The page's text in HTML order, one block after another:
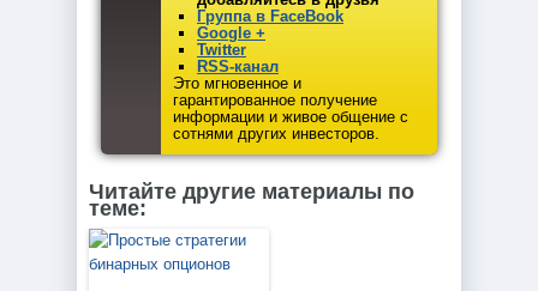
Группа в FaceBook
Google +
Twitter
RSS-канал
Это мгновенное и
гарантированное получение
информации и живое общение с
сотнями других инвесторов.
Читайте другие материалы по
теме: